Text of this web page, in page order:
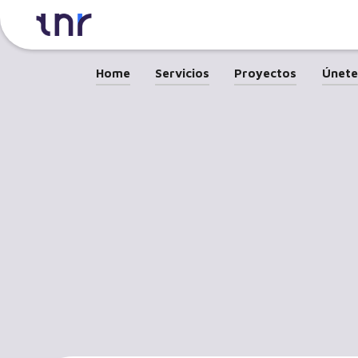
Home Servicios Proyectos Únete